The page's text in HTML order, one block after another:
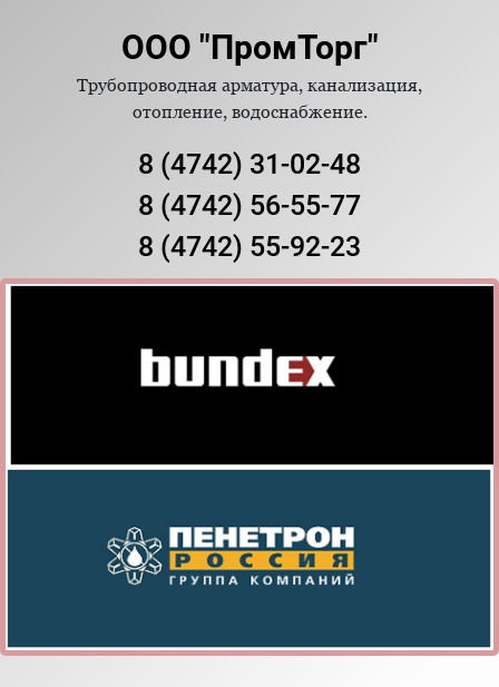
ООО "ПромТорг"
Трубопроводная арматура, канализация,
отопление, водоснабжение.
8 (4742) 31-02-48
8 (4742) 56-55-77
8 (4742) 55-92-23